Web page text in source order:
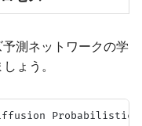
測ネットワークの学
ょう。
Probabilistic